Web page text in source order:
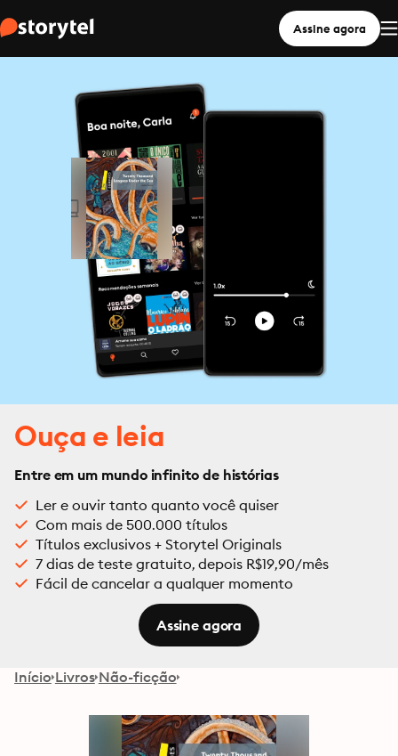
Assine agora
Ouça e leia
Entre em um mundo infinito de histórias
Ler e ouvir tanto quanto você quiser
Com mais de 500.000 títulos
Títulos exclusivos + Storytel Originals
7 dias de teste gratuito, depois R$19,90/mês
Fácil de cancelar a qualquer momento
Assine agora
Início Livros Não-ficção